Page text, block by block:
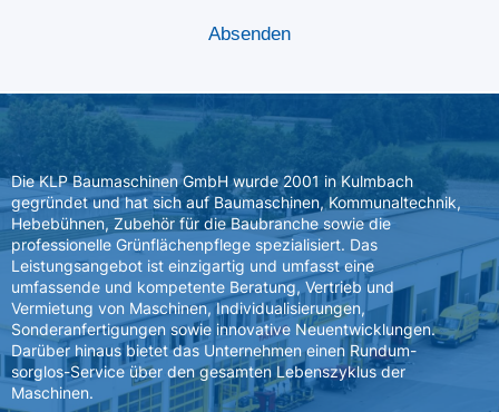
Die KLP Baumaschinen GmbH wurde 2001 in Kulmbach
gegründet und hat sich auf Baumaschinen, Kommunaltechnik,
Hebebühnen, Zubehör für die Baubranche sowie die
professionelle Grünflächenpflege spezialisiert. Das
Leistungsangebot ist einzigartig und umfasst eine
umfassende und kompetente Beratung, Vertrieb und
Vermietung von Maschinen, Individualisierungen,
Sonderanfertigungen sowie innovative Neuentwicklungen.
Darüber hinaus bietet das Unternehmen einen Rundum-
sorglos-Service über den gesamten Lebenszyklus der
Maschinen.